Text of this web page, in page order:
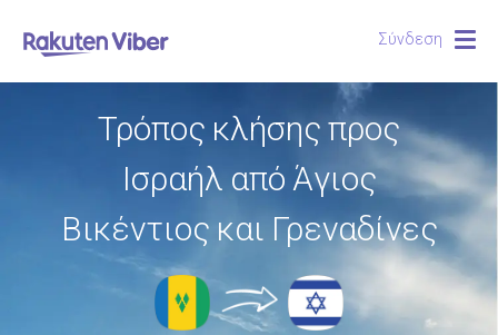
Σύνδεση
Τρόπος κλήσης προς
Ισραήλ από Άγιος
Βικέντιος και Γρεναδίνες